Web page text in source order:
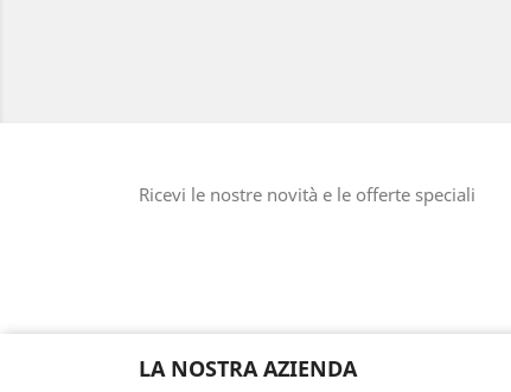
Ricevi le nostre novità e le offerte speciali
LA NOSTRA AZIENDA